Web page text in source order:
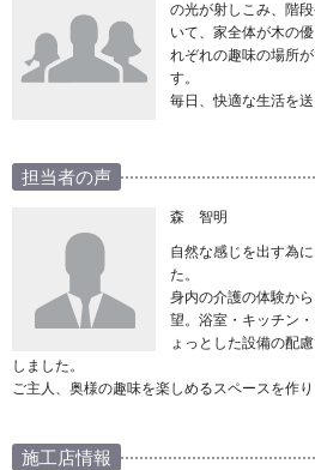
の光が射しこみ、階
いて、家全体が木の
れぞれの趣味の場所
す。
毎日、快適な生活を送
担当者の声
森 智明
自然な感じを出す為
た。
身内の介護の体験か
望。浴室・キッチン
ょっとした設備の配
しました。
ご主人、奥様の趣味を楽しめるスペースを作り
施工店情報